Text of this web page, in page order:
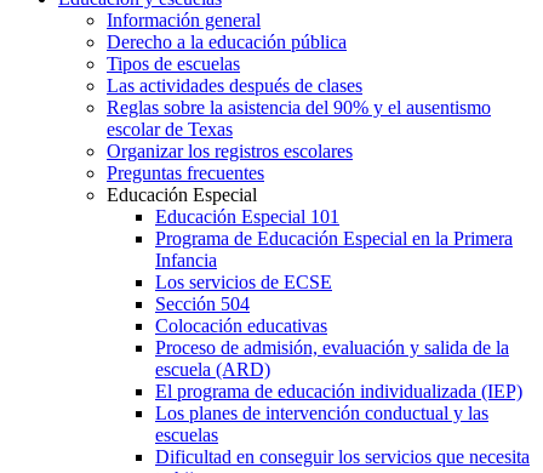
Información general
Derecho a la educación pública
Tipos de escuelas
Las actividades después de clases
Reglas sobre la asistencia del 90% y el ausentismo
escolar de Texas
Organizar los registros escolares
Preguntas frecuentes
Educación Especial
Educación Especial 101
Programa de Educación Especial en la Primera
Infancia
Los servicios de ECSE
Sección 504
Colocación educativas
Proceso de admisión, evaluación y salida de la
escuela (ARD)
El programa de educación individualizada (IEP)
Los planes de intervención conductual y las
escuelas
Dificultad en conseguir los servicios que necesita